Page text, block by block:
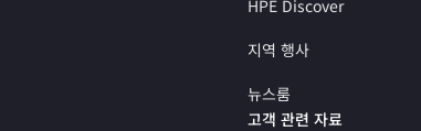
HPE Discover
지역 행사
뉴스룸
고객 관련 자료